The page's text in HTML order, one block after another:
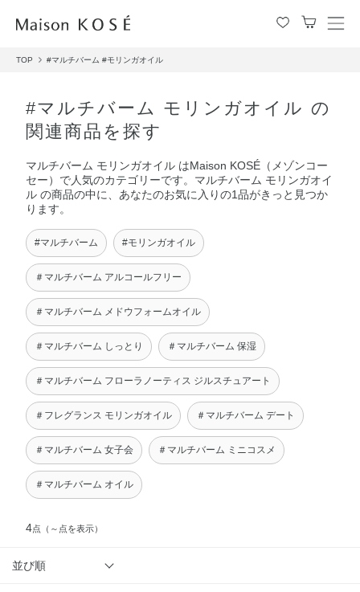
メ
TOP #マルチバーム #モリンガオイル
#マルチバーム モリンガオイル の
関連商品を探す
マルチバーム モリンガオイル はMaison KOSÉ（メゾンコー
セー）で人気のカテゴリーです。マルチバーム モリンガオイ
ル の商品の中に、あなたのお気に入りの1品がきっと見つか
ります。
#マルチバーム #モリンガオイル
＃マルチバーム アルコールフリー
＃マルチバーム メドウフォームオイル
＃マルチバーム しっとり ＃マルチバーム 保湿
＃マルチバーム フローラノーティス ジルスチュアート
＃フレグランス モリンガオイル ＃マルチバーム デート
＃マルチバーム 女子会 ＃マルチバーム ミニコスメ
＃マルチバーム オイル
4点 （～点を表示）
並び順